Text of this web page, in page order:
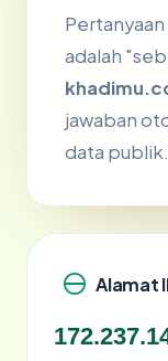
adalah
jawaban
data publik.
Alamat